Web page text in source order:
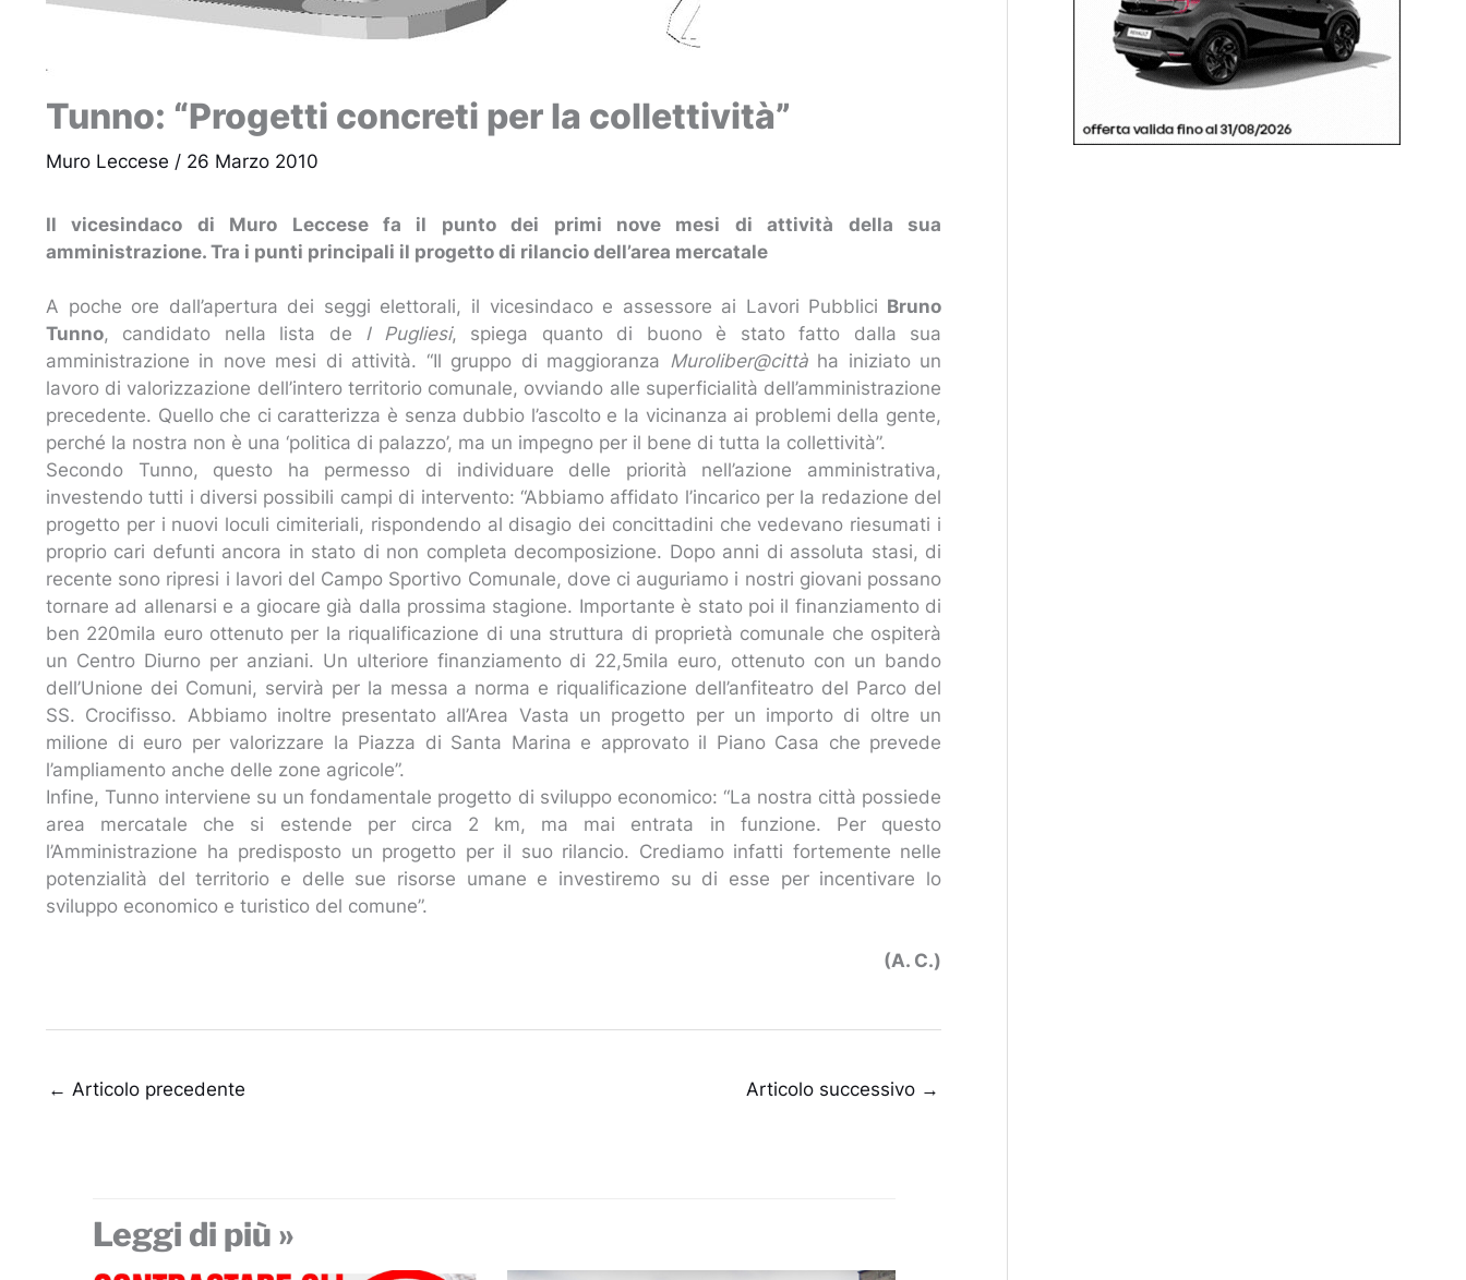
Tunno: “Progetti concreti per la collettività”
Muro Leccese / 26 Marzo 2010
Il vicesindaco di Muro Leccese fa il punto dei primi nove mesi di attività della sua
amministrazione. Tra i punti principali il progetto di rilancio dell’area mercatale
A poche ore dall’apertura dei seggi elettorali, il vicesindaco e assessore ai Lavori Pubblici Bruno
Tunno, candidato nella lista de I Pugliesi, spiega quanto di buono è stato fatto dalla sua
amministrazione in nove mesi di attività. “Il gruppo di maggioranza Muroliber@cittàha iniziato un
lavoro di valorizzazione dell’intero territorio comunale, ovviando alle superficialità dell’amministrazione
precedente. Quello che ci caratterizza è senza dubbio l’ascolto e la vicinanza ai problemi della gente,
perché la nostra non è una ‘politica di palazzo’, ma un impegno per il bene di tutta la collettività”.
Secondo Tunno, questo ha permesso di individuare delle priorità nell’azione amministrativa,
investendo tutti i diversi possibili campi di intervento: “Abbiamo affidato l’incarico per la redazione del
progetto per i nuovi loculi cimiteriali, rispondendo al disagio dei concittadini che vedevano riesumati i
proprio cari defunti ancora in stato di non completa decomposizione. Dopo anni di assoluta stasi, di
recente sono ripresi i lavori del Campo Sportivo Comunale, dove ci auguriamo i nostri giovani possano
tornare ad allenarsi e a giocare già dalla prossima stagione. Importante è stato poi il finanziamento di
ben 220mila euro ottenuto per la riqualificazione di una struttura di proprietà comunale che ospiterà
un Centro Diurno per anziani. Un ulteriore finanziamento di 22,5mila euro, ottenuto con un bando
dell’Unione dei Comuni, servirà per la messa a norma e riqualificazione dell’anfiteatro del Parco del
SS. Crocifisso. Abbiamo inoltre presentato all’Area Vasta un progetto per un importo di oltre un
milione di euro per valorizzare la Piazza di Santa Marina e approvato il Piano Casa che prevede
l’ampliamento anche delle zone agricole”.
Infine, Tunno interviene su un fondamentale progetto di sviluppo economico: “La nostra città possiede
area mercatale che si estende per circa 2 km, ma mai entrata in funzione. Per questo
l’Amministrazione ha predisposto un progetto per il suo rilancio. Crediamo infatti fortemente nelle
potenzialità del territorio e delle sue risorse umane e investiremo su di esse per incentivare lo
sviluppo economico e turistico del comune”.
(A. C.)
← Articolo precedente Articolo successivo →
Leggi di più »